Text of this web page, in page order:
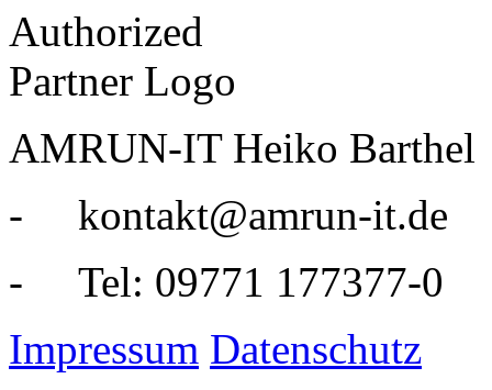
AMRUN-IT Heiko Barthel
- kontakt@amrun-it.de
- Tel: 09771 177377-0
Impressum Datenschutz